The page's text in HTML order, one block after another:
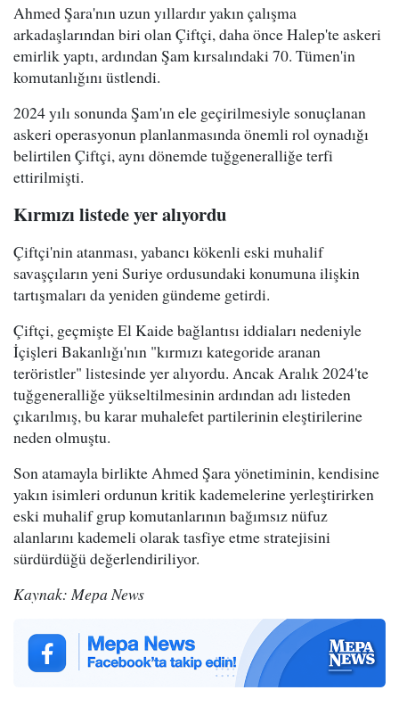
Ahmed Şara'nın uzun yıllardır yakın çalışma
arkadaşlarından biri olan Çiftçi, daha önce Halep'te askeri
emirlik yaptı, ardından Şam kırsalındaki 70. Tümen'in
komutanlığını üstlendi.
2024 yılı sonunda Şam'ın ele geçirilmesiyle sonuçlanan
askeri operasyonun planlanmasında önemli rol oynadığı
belirtilen Çiftçi, aynı dönemde tuğgeneralliğe terfi
ettirilmişti.
Kırmızı listede yer alıyordu
Çiftçi'nin atanması, yabancı kökenli eski muhalif
savaşçıların yeni Suriye ordusundaki konumuna ilişkin
tartışmaları da yeniden gündeme getirdi.
Çiftçi, geçmişte El Kaide bağlantısı iddiaları nedeniyle
İçişleri Bakanlığı'nın "kırmızı kategoride aranan
teröristler" listesinde yer alıyordu. Ancak Aralık 2024'te
tuğgeneralliğe yükseltilmesinin ardından adı listeden
çıkarılmış, bu karar muhalefet partilerinin eleştirilerine
neden olmuştu.
Son atamayla birlikte Ahmed Şara yönetiminin, kendisine
yakın isimleri ordunun kritik kademelerine yerleştirirken
eski muhalif grup komutanlarının bağımsız nüfuz
alanlarını kademeli olarak tasfiye etme stratejisini
sürdürdüğü değerlendiriliyor.
Kaynak: Mepa News